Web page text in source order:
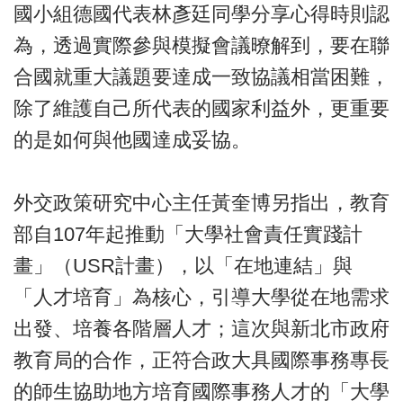
國小組德國代表林彥廷同學分享心得時則認
為，透過實際參與模擬會議暸解到，要在聯
合國就重大議題要達成一致協議相當困難，
除了維護自己所代表的國家利益外，更重要
的是如何與他國達成妥協。
外交政策研究中心主任黃奎博另指出，教育
部自107年起推動「大學社會責任實踐計
畫」（USR計畫），以「在地連結」與
「人才培育」為核心，引導大學從在地需求
出發、培養各階層人才；這次與新北市政府
教育局的合作，正符合政大具國際事務專長
的師生協助地方培育國際事務人才的「大學